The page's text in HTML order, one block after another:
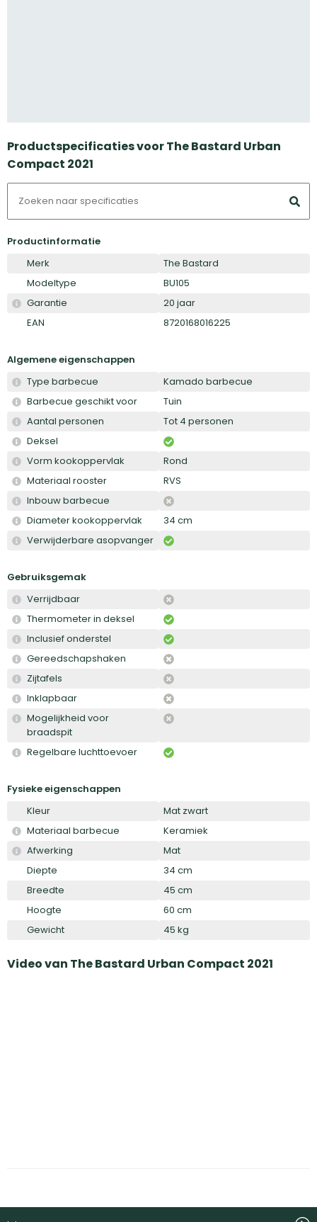
Productspecificaties voor The Bastard Urban
Compact 2021
Productinformatie
Merk
The Bastard
Modeltype
BU105
Garantie
20 jaar
EAN
8720168016225
Algemene eigenschappen
Type barbecue
Kamado barbecue
Barbecue geschikt voor
Tuin
Aantal personen
Tot 4 personen
Deksel
Vorm kookoppervlak
Rond
Materiaal rooster
RVS
Inbouw barbecue
Diameter kookoppervlak
34 cm
Verwijderbare asopvanger
Gebruiksgemak
Verrijdbaar
Thermometer in deksel
Inclusief onderstel
Gereedschapshaken
Zijtafels
Inklapbaar
Mogelijkheid voor
braadspit
Regelbare luchttoevoer
Fysieke eigenschappen
Kleur
Mat zwart
Materiaal barbecue
Keramiek
Afwerking
Mat
Diepte
34 cm
Breedte
45 cm
Hoogte
60 cm
Gewicht
45 kg
Video van The Bastard Urban Compact 2021